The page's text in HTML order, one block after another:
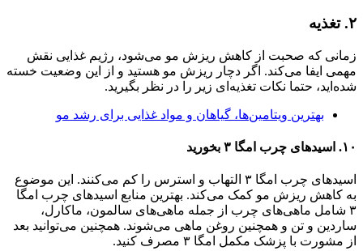
۲. تغذیه
زمانی که صحبت از کاهش ریزش مو می‌شود، رژیم غذایی نقش
مهمی ایفا می‌کند‌. اگر دچار ریزش مو هستید و از این وضعیت خسته
شده‌اید، حتما نکات تغذیه‌ای زیر را در نظر بگیرید‌.
بهترین ویتامین‌ها، گیاهان و مواد غذایی برای رشد مو
۱۰. اسیدهای چرب امگا ۳ بخورید
اسیدهای چرب امگا ۳ التهاب و استرس را کم می‌کنند. این موضوع
به کاهش ریزش مو کمک می‌کند. بهترین منابع اسیدهای چرب امگا
۳ شامل ماهی‌های چرب از جمله ماهی‌های سالمون، ماکارل،
ساردین و تن و همچنین روغن ماهی می‌شوند. همچنین می‌توانید بعد
از مشورت با پزشک مکمل امگا ۳ مصرف کنید.